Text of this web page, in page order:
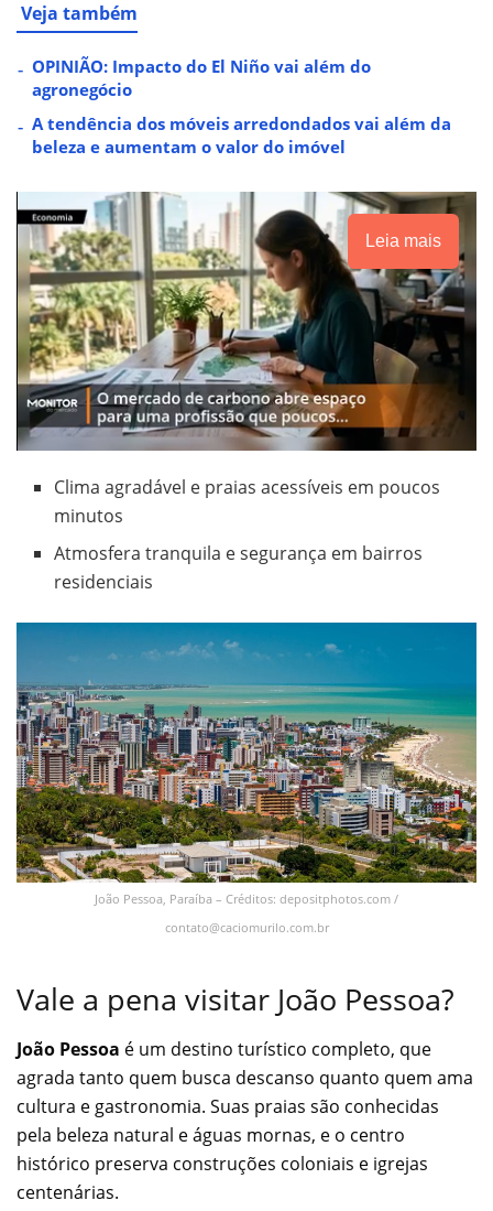
Veja também
OPINIÃO: Impacto do El Niño vai além do
agronegócio
A tendência dos móveis arredondados vai além da
beleza e aumentam o valor do imóvel
Leia mais
Clima agradável e praias acessíveis em poucos
minutos
Atmosfera tranquila e segurança em bairros
residenciais
João Pessoa, Paraíba – Créditos: depositphotos.com /
contato@caciomurilo.com.br
Vale a pena visitar João Pessoa?
João Pessoa é um destino turístico completo, que
agrada tanto quem busca descanso quanto quem ama
cultura e gastronomia. Suas praias são conhecidas
pela beleza natural e águas mornas, e o centro
histórico preserva construções coloniais e igrejas
centenárias.